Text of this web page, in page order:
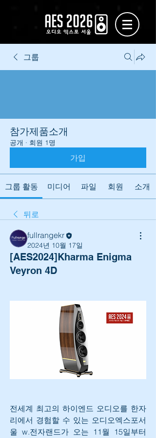
그룹
참가제품소개
공개 · 회원 1명
가입
그룹 활동 미디어 파일 회원 소개
뒤로
fullrangekr
2024년 10월 17일
[AES2024]Kharma Enigma
Veyron 4D
전세계 최고의 하이엔드 오디오를 한자
리에서 경험할 수 있는 오디오엑스포서
울 w.전자랜드가 오는 11월 15일부터